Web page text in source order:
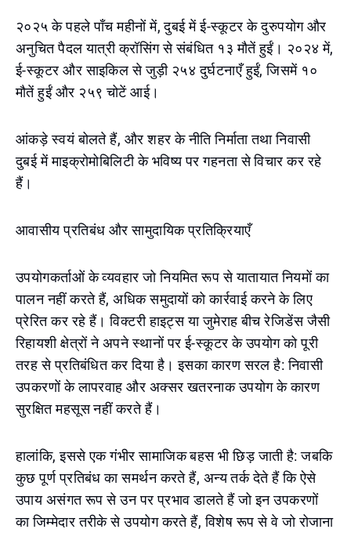
२०२५ के पहले पाँच महीनों में, दुबई में ई-स्कूटर के दुरुपयोग और
अनुचित पैदल यात्री क्रॉसिंग से संबंधित १३ मौतें हुईं। २०२४ में,
ई-स्कूटर और साइकिल से जुड़ी २५४ दुर्घटनाएँ हुईं, जिसमें १०
मौतें हुईं और २५९ चोटें आई।
आंकड़े स्वयं बोलते हैं, और शहर के नीति निर्माता तथा निवासी
दुबई में माइक्रोमोबिलिटी के भविष्य पर गहनता से विचार कर रहे
हैं।
आवासीय प्रतिबंध और सामुदायिक प्रतिक्रियाएँ
उपयोगकर्ताओं के व्यवहार जो नियमित रूप से यातायात नियमों का
पालन नहीं करते हैं, अधिक समुदायों को कार्रवाई करने के लिए
प्रेरित कर रहे हैं। विक्टरी हाइट्स या जुमेराह बीच रेजिडेंस जैसी
रिहायशी क्षेत्रों ने अपने स्थानों पर ई-स्कूटर के उपयोग को पूरी
तरह से प्रतिबंधित कर दिया है। इसका कारण सरल है: निवासी
उपकरणों के लापरवाह और अक्सर खतरनाक उपयोग के कारण
सुरक्षित महसूस नहीं करते हैं।
हालांकि, इससे एक गंभीर सामाजिक बहस भी छिड़ जाती है: जबकि
कुछ पूर्ण प्रतिबंध का समर्थन करते हैं, अन्य तर्क देते हैं कि ऐसे
उपाय असंगत रूप से उन पर प्रभाव डालते हैं जो इन उपकरणों
का जिम्मेदार तरीके से उपयोग करते हैं, विशेष रूप से वे जो रोजाना